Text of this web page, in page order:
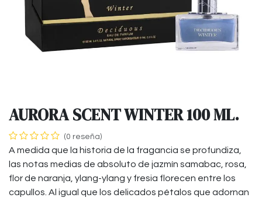
AURORA SCENT WINTER 100 ML.
(0 reseña)
A medida que la historia de la fragancia se profundiza,
las notas medias de absoluto de jazmín samabac, rosa,
flor de naranja, ylang-ylang y fresia florecen entre los
capullos. Al igual que los delicados pétalos que adornan